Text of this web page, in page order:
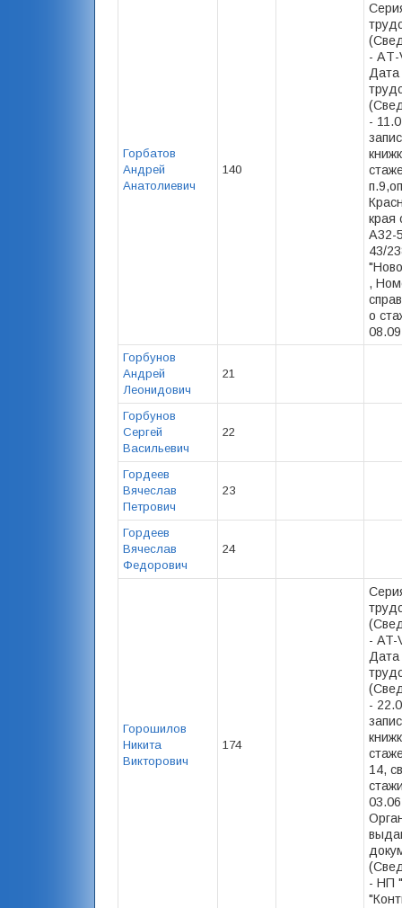
Горбатов
Андрей
Анатолиевич
140
-
Дата
-
края
А32-
43/
,
о
Горбунов
Андрей
Леонидович
21
Горбунов
Сергей
Васильевич
22
Гордеев
Вячеслав
Петрович
23
Гордеев
Вячеслав
Федорович
24
Горошилов
Никита
Викторович
174
-
Дата
-
14,
- НП